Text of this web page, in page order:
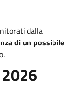
dalla
di un possibile